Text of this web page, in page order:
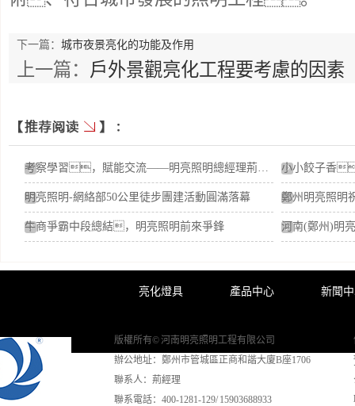
下一篇： 城市夜景亮化的功能及作用
上一篇： 戶外景觀亮化工程要考慮的因素
考察學習，賦能交流——明亮照明總經理荊明慧蓄勢賦能進行時
明亮照明-網絡部50公里徒步團建活動圓滿落幕
牛商爭霸中段總結，明亮照明前來爭鋒
亮化燈具 產品中心 新聞
版權所有© 河南明亮照明工程有限公司
辦公地址：鄭州市管城區正商和諧大廈B座1706
聯系人：荊經理
聯系電話：400-1281-129/ 15903688933